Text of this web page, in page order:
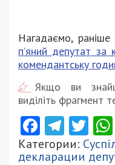
Нагадаємо,
п’яний депутат
комендантську
Якщо ви
виділіть фрагмент
Категории:
декларации